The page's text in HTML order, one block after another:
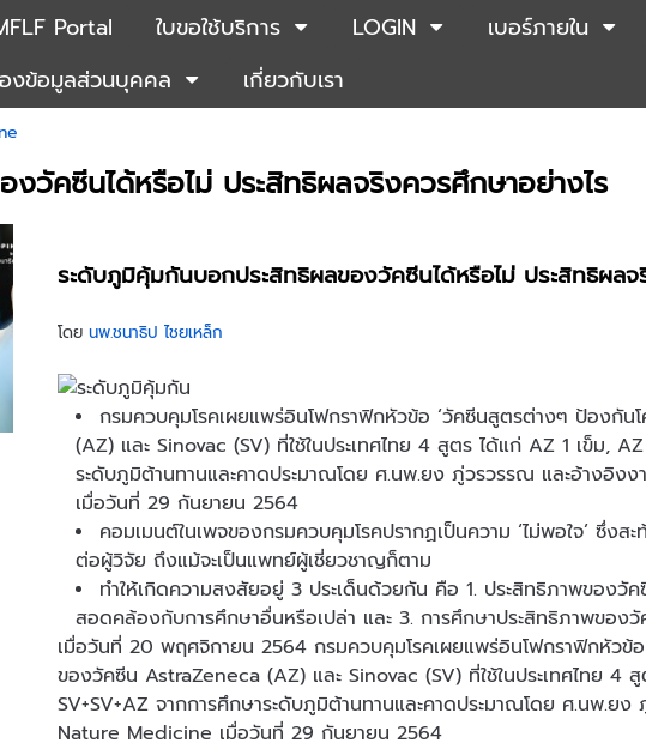
Portal ใบขอใช้บริการ LOGIN เบอร์ภายใน
งข้อมูลส่วนบุคคล
เกี่ยวกับเรา
วัคซีนได้หรือไม่ ประสิทธิผลจริงควรศึกษาอย่างไร
ระดับภูมิคุ้มกันบอกประสิทธิผลของวัคซีนได้หรือไม่ ประสิทธิผลจ
โดยนพ.ชนาธิป ไชยเหล็ก
กรมควบคุมโรคเผยแพร่อินโฟกราฟิกหัวข้อ ‘วัคซีนสูตรต่างๆ ป้องกัน
(AZ) และ Sinovac (SV) ที่ใช้ในประเทศไทย 4 สูตร ได้แก่ AZ 1 เข็ม,
ระดับภูมิต้านทานและคาดประมาณโดย ศ.นพ.ยง ภู่วรวรรณ และอ้างอิ
เมื่อวันที่ 29 กันยายน 2564
คอมเมนต์ในเพจของกรมควบคุมโรคปรากฏเป็นความ ‘ไม่พอใจ’ ซึ่งส
ต่อผู้วิจัย ถึงแม้จะเป็นแพทย์ผู้เชี่ยวชาญก็ตาม
ทำให้เกิดความสงสัยอยู่ 3 ประเด็นด้วยกัน คือ 1. ประสิทธิภาพของวั
สอดคล้องกับการศึกษาอื่นหรือเปล่า และ 3. การศึกษาประสิทธิภาพของวัค
เมื่อวันที่ 20 พฤศจิกายน 2564 กรมควบคุมโรคเผยแพร่อินโฟกราฟิกหัวข้
ของวัคซีน AstraZeneca (AZ) และ Sinovac (SV) ที่ใช้ในประเทศไทย 4
SV+SV+AZ จากการศึกษาระดับภูมิต้านทานและคาดประมาณโดย ศ.นพ.
Nature Medicine เมื่อวันที่ 29 กันยายน 2564